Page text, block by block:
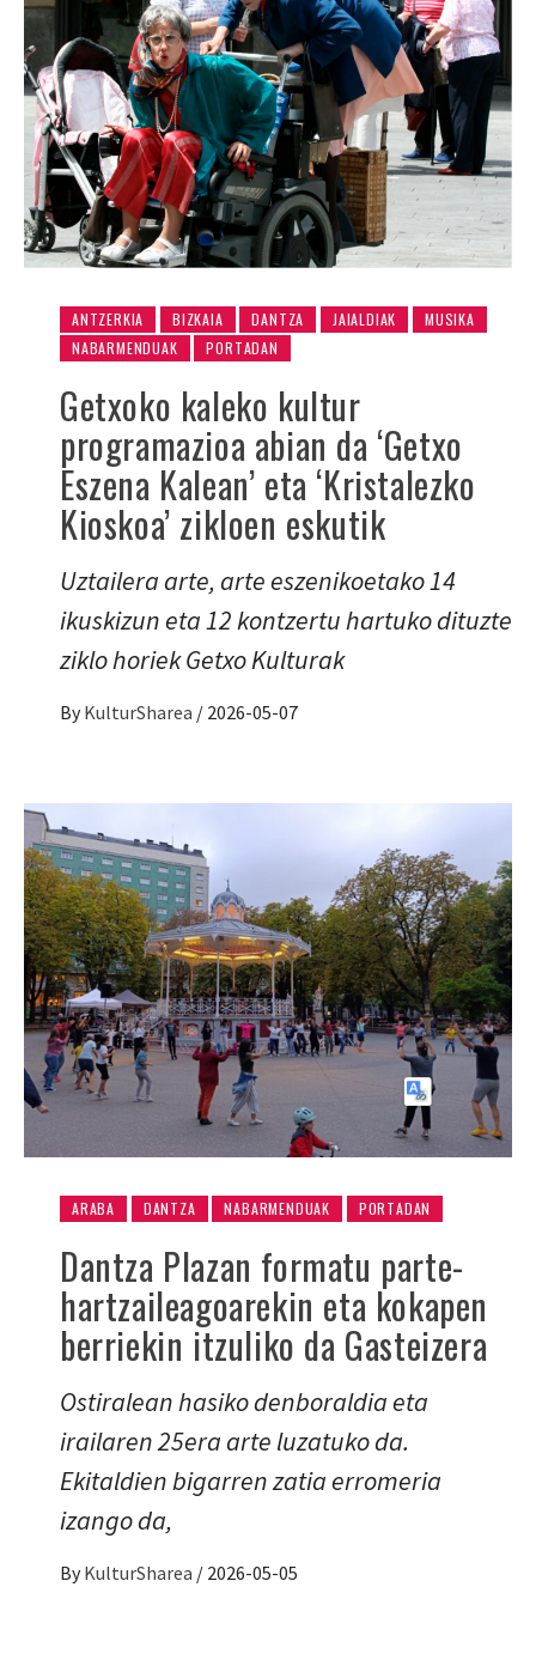
ANTZERKIA BIZKAIA DANTZA JAIALDIAK
MUSIKA
NABARMENDUAK
PORTADAN
Getxoko kaleko kultur
programazioa abian da ‘Getxo
Eszena Kalean’ eta ‘Kristalezko
Kioskoa’ zikloen eskutik
Uztailera arte, arte eszenikoetako 14
ikuskizun eta 12 kontzertu hartuko dituzte
ziklo horiek Getxo Kulturak
By KulturSharea / 2026-05-07
ARABA DANTZA NABARMENDUAK PORTADAN
Dantza Plazan formatu parte-
hartzaileagoarekin eta kokapen
berriekin itzuliko da Gasteizera
Ostiralean hasiko denboraldia eta
irailaren 25era arte luzatuko da.
Ekitaldien bigarren zatia erromeria
izango da,
By KulturSharea / 2026-05-05